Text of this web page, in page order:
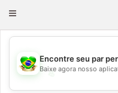
Toggle
💖
Encontre seu par
Baixe agora nosso